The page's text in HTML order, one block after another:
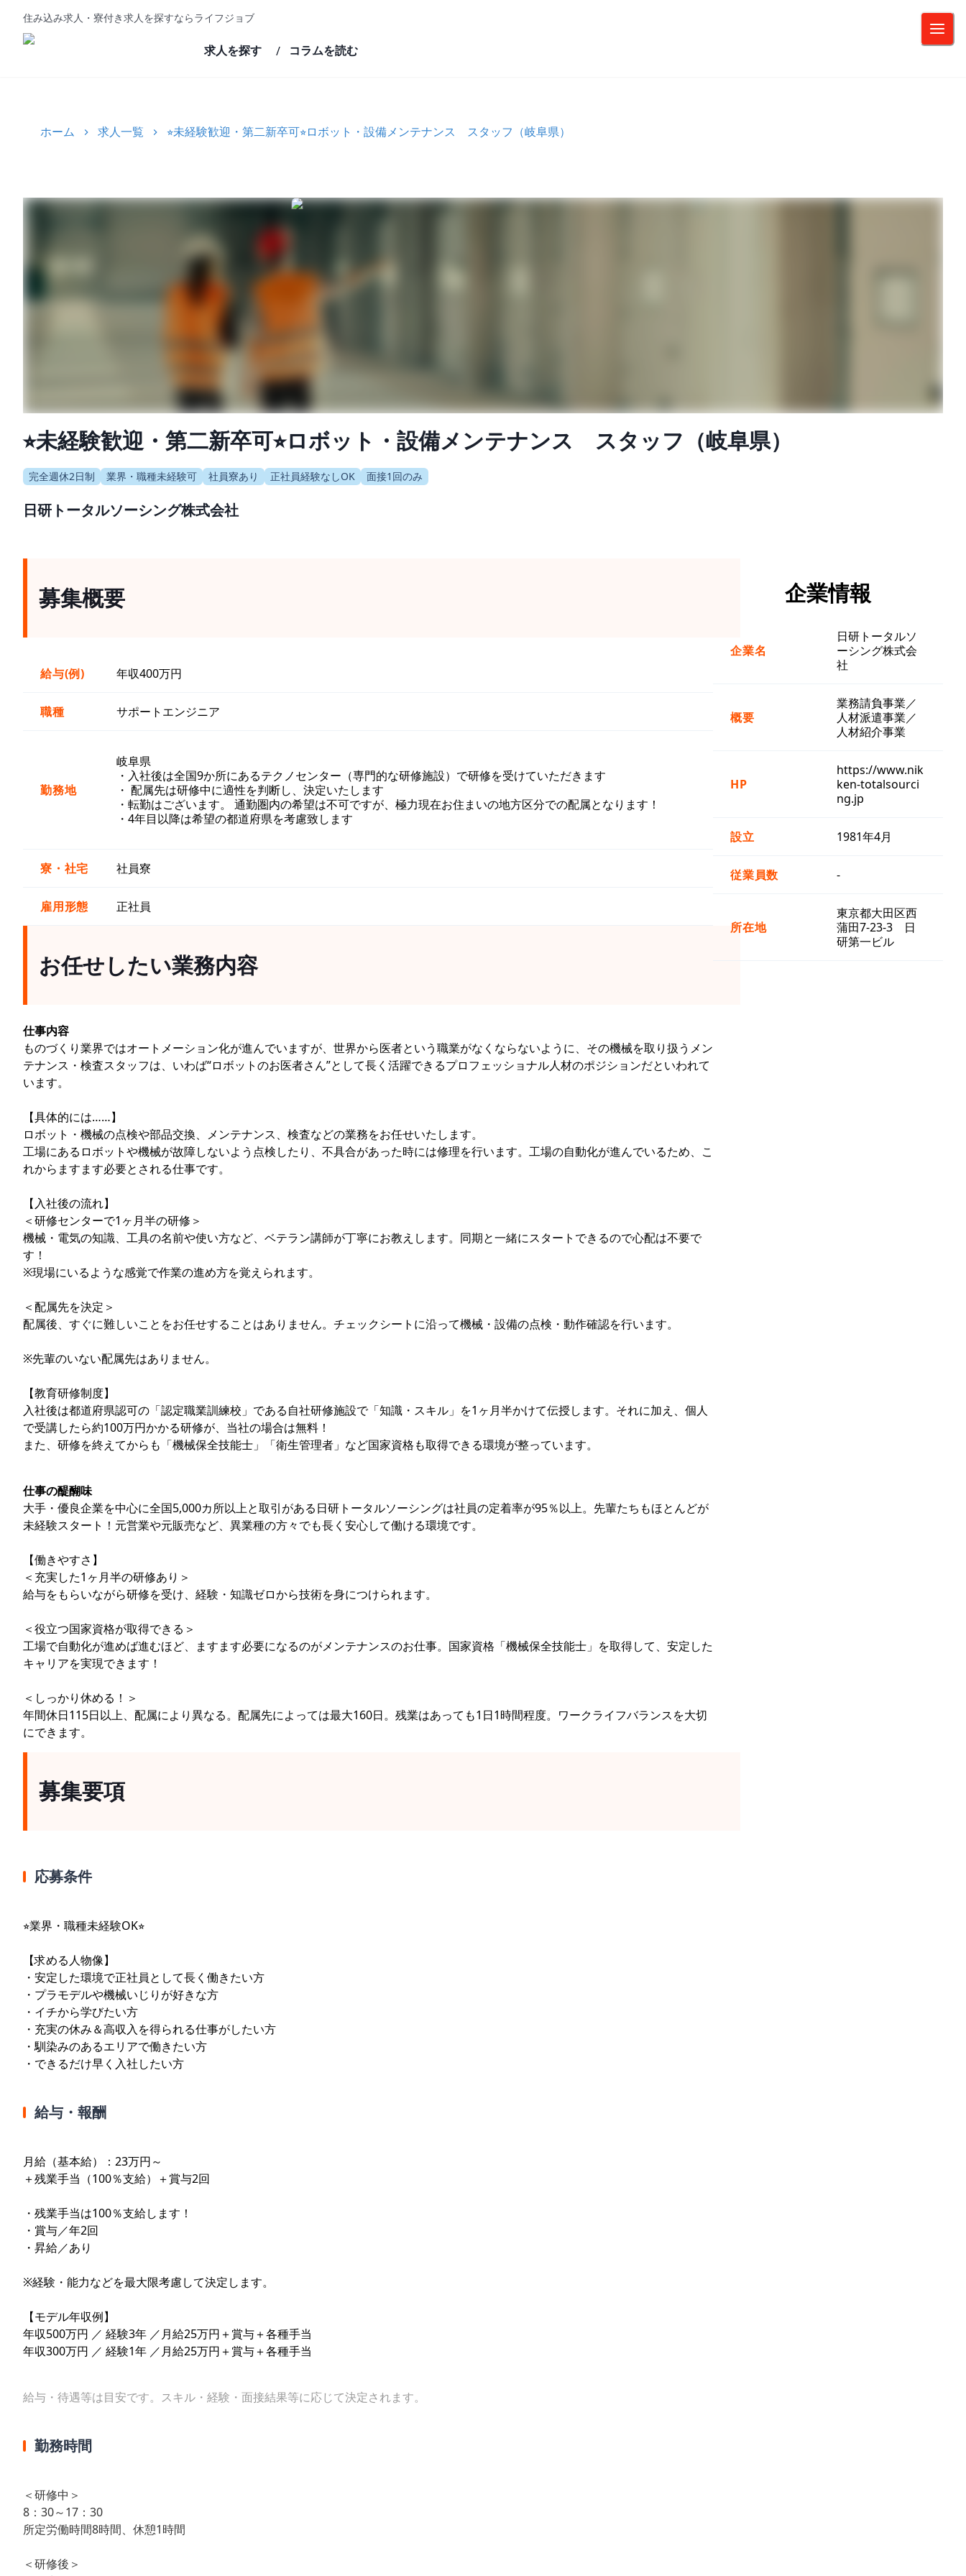
住み込み求人・寮付き求人を探すならライフジョブ
求人を探す / コラムを読む
ホーム 求人一覧 ⭐︎未経験歓迎・第二新卒可⭐︎ロボット・設備メンテナンス スタッフ（岐阜県）
⭐︎未経験歓迎・第二新卒可⭐︎ロボット・設備メンテナンス スタッフ（岐阜県）
完全週休2日制 業界・職種未経験可 社員寮あり 正社員経験なしOK 面接1回のみ
日研トータルソーシング株式会社
募集概要
給与(例) 年収400万円
職種 サポートエンジニア
勤務地
岐阜県
・入社後は全国9か所にあるテクノセンター（専門的な研修施設）で研修を受けていただきます
・ 配属先は研修中に適性を判断し、決定いたします
・転勤はございます。 通勤圏内の希望は不可ですが、極力現在お住まいの地方区分での配属となります！
・4年目以降は希望の都道府県を考慮致します
寮・社宅 社員寮
雇用形態 正社員
お任せしたい業務内容
仕事内容
ものづくり業界ではオートメーション化が進んでいますが、世界から医者という職業がなくならないように、その機械を取り扱うメン
テナンス・検査スタッフは、いわば“ロボットのお医者さん”として長く活躍できるプロフェッショナル人材のポジションだといわれて
います。
【具体的には……】
ロボット・機械の点検や部品交換、メンテナンス、検査などの業務をお任せいたします。
工場にあるロボットや機械が故障しないよう点検したり、不具合があった時には修理を行います。工場の自動化が進んでいるため、こ
れからますます必要とされる仕事です。
【入社後の流れ】
＜研修センターで1ヶ月半の研修＞
機械・電気の知識、工具の名前や使い方など、ベテラン講師が丁寧にお教えします。同期と一緒にスタートできるので心配は不要で
す！
※現場にいるような感覚で作業の進め方を覚えられます。
＜配属先を決定＞
配属後、すぐに難しいことをお任せすることはありません。チェックシートに沿って機械・設備の点検・動作確認を行います。
※先輩のいない配属先はありません。
【教育研修制度】
入社後は都道府県認可の「認定職業訓練校」である自社研修施設で「知識・スキル」を1ヶ月半かけて伝授します。それに加え、個人
で受講したら約100万円かかる研修が、当社の場合は無料！
また、研修を終えてからも「機械保全技能士」「衛生管理者」など国家資格も取得できる環境が整っています。
仕事の醍醐味
大手・優良企業を中心に全国5,000カ所以上と取引がある日研トータルソーシングは社員の定着率が95％以上。先輩たちもほとんどが
未経験スタート！元営業や元販売など、異業種の方々でも長く安心して働ける環境です。
【働きやすさ】
＜充実した1ヶ月半の研修あり＞
給与をもらいながら研修を受け、経験・知識ゼロから技術を身につけられます。
＜役立つ国家資格が取得できる＞
工場で自動化が進めば進むほど、ますます必要になるのがメンテナンスのお仕事。国家資格「機械保全技能士」を取得して、安定した
キャリアを実現できます！
＜しっかり休める！＞
年間休日115日以上、配属により異なる。配属先によっては最大160日。残業はあっても1日1時間程度。ワークライフバランスを大切
にできます。
募集要項
応募条件
⭐︎業界・職種未経験OK⭐︎
【求める人物像】
・安定した環境で正社員として長く働きたい方
・プラモデルや機械いじりが好きな方
・イチから学びたい方
・充実の休み＆高収入を得られる仕事がしたい方
・馴染みのあるエリアで働きたい方
・できるだけ早く入社したい方
給与・報酬
月給（基本給）：23万円～
＋残業手当（100％支給）＋賞与2回
・残業手当は100％支給します！
・賞与／年2回
・昇給／あり
※経験・能力などを最大限考慮して決定します。
【モデル年収例】
年収500万円 ／ 経験3年 ／月給25万円＋賞与＋各種手当
年収300万円 ／ 経験1年 ／月給25万円＋賞与＋各種手当
給与・待遇等は目安です。スキル・経験・面接結果等に応じて決定されます。
勤務時間
＜研修中＞
8：30～17：30
所定労働時間8時間、休憩1時間
＜研修後＞
企業情報
企業名
日研トータルソ
ーシング株式会
社
概要
業務請負事業／
人材派遣事業／
人材紹介事業
HP
https://www.nik
ken-totalsourci
ng.jp
設立 1981年4月
従業員数 -
所在地
東京都大田区西
蒲田7-23-3 日
研第一ビル